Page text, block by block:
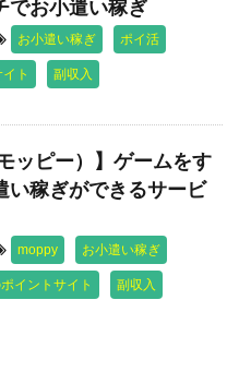
でお小遣い稼ぎ
お小遣い稼ぎ ポイ活
ト 副収入
ッピー）】ゲームをす
い稼ぎができるサービ
moppy お小遣い稼ぎ
イントサイト 副収入